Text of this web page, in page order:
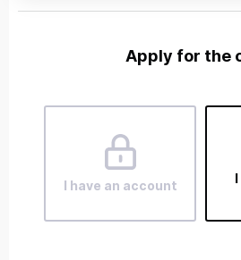
Apply for the
I have an account